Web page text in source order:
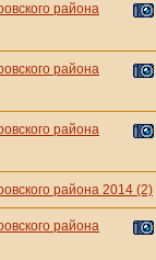
района
района
района
района 2014 (2)
района